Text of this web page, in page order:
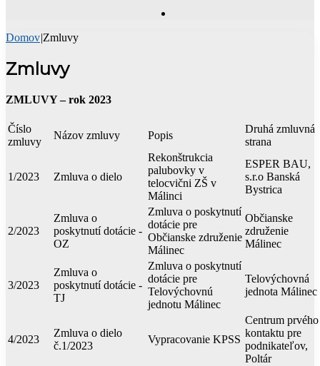
Domov|Zmluvy
Zmluvy
ZMLUVY – rok 2023
Číslo
zmluvy
Názov zmluvy Popis
Druhá zmluvná
strana
1/2023 Zmluva o dielo
Rekonštrukcia
palubovky v
telocvični ZŠ v
Málinci
ESPER BAU,
s.r.o Banská
Bystrica
2/2023
Zmluva o
poskytnutí dotácie -
OZ
Zmluva o poskytnutí
dotácie pre
Občianske združenie
Málinec
Občianske
združenie
Málinec
3/2023
Zmluva o
poskytnutí dotácie -
TJ
Zmluva o poskytnutí
dotácie pre
Telovýchovnú
jednotu Málinec
Telovýchovná
jednota Málinec
4/2023
Zmluva o dielo
č.1/2023
Vypracovanie KPSS
Centrum prvého
kontaktu pre
podnikateľov,
Poltár